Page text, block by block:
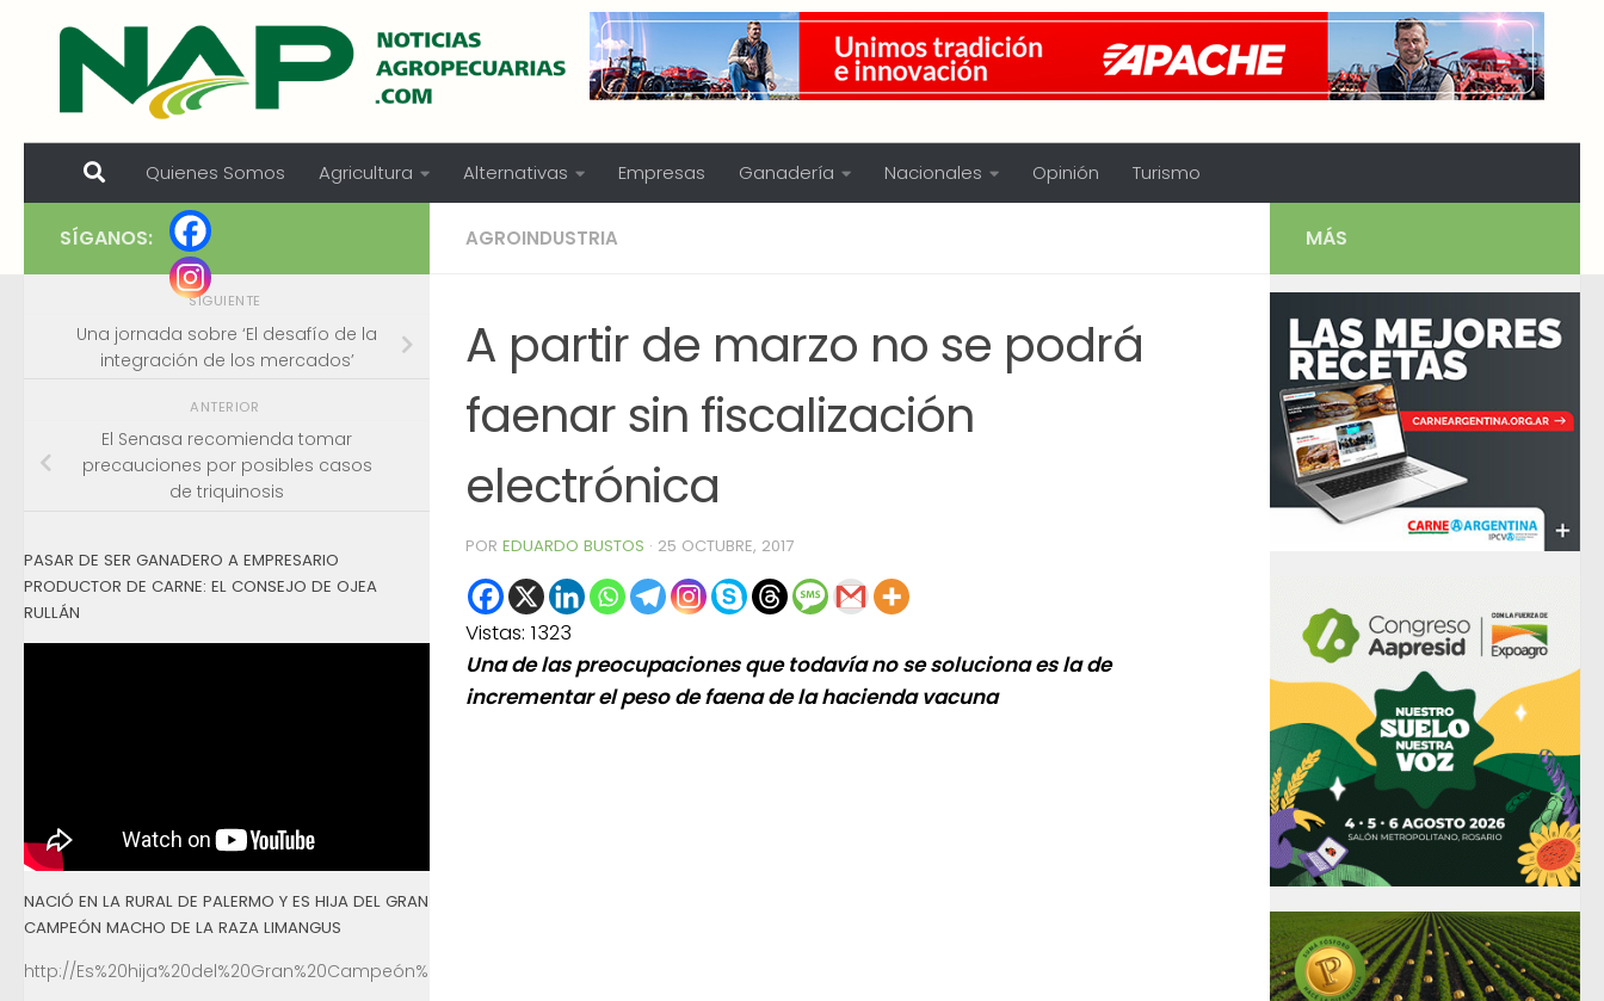
Skip to content
Quienes Somos Agricultura Alternativas Empresas Ganadería Nacionales Opinión Turismo
AGROINDUSTRIA
A partir de marzo no se podrá
faenar sin fiscalización
electrónica
POR EDUARDO BUSTOS · 25 OCTUBRE, 2017
Vistas: 1323
Una de las preocupaciones que todavía no se soluciona es la de
incrementar el peso de faena de la hacienda vacuna
SÍGANOS:
SIGUIENTE
Una jornada sobre ‘El desafío de la
integración de los mercados’
ANTERIOR
El Senasa recomienda tomar
precauciones por posibles casos
de triquinosis
PASAR DE SER GANADERO A EMPRESARIO
PRODUCTOR DE CARNE: EL CONSEJO DE OJEA
RULLÁN
NACIÓ EN LA RURAL DE PALERMO Y ES HIJA DEL GRAN
CAMPEÓN MACHO DE LA RAZA LIMANGUS
http://Es%20hija%20del%20Gran%20Campeón%20Macho%20de%20la%20Raza%20Limangus,
MÁS